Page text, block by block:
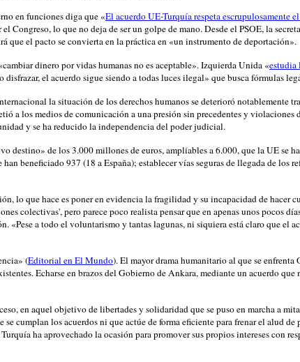
en funciones diga que «El acuerdo UE-Turquía respeta escrupulosamente
Congreso, lo que no deja de ser un golpe de mano. Desde el PSOE, la
que el pacto se convierta en la práctica en «un instrumento de deportación».
dinero por vidas humanas no es aceptable». Izquierda Unida «estudia
el acuerdo sigue siendo a todas luces ilegal» que busca fórmulas
la situación de los derechos humanos se deterioró notablemente
a los medios de comunicación a una presión sin precedentes y
y se ha reducido la independencia del poder judicial.
destino» de los 3.000 millones de euros, ampliables a 6.000, que la UE se
beneficiado 937 (18 a España); establecer vías seguras de llegada de los
lo que hace es poner en evidencia la fragilidad y su incapacidad de hacer
colectivas', pero parece poco realista pensar que en apenas unos pocos
a todo el voluntarismo y tantas lagunas, ni siquiera está claro que el
(Editorial en El Mundo). El mayor drama humanitario al que se
Echarse en brazos del Gobierno de Ankara, mediante un acuerdo
en aquel objetivo de libertades y solidaridad que se puso en marcha a
cumplan los acuerdos ni que actúe de forma eficiente para frenar el alud
ha aprovechado la ocasión para promover sus propios intereses con